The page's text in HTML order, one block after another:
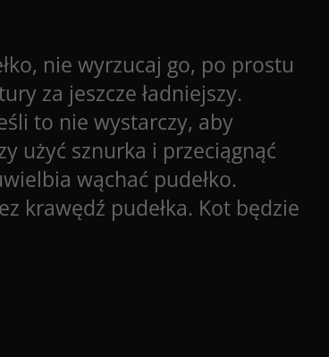
nie wyrzucaj go, po prostu
za jeszcze ładniejszy.
to nie wystarczy, aby
użyć sznurka i przeciągnąć
wąchać pudełko.
krawędź pudełka. Kot będzie